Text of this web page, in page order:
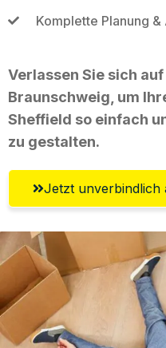
Komplette Planung
Verlassen Sie sich
Braunschweig, um
Sheffield so einfach
zu gestalten.
Jetzt unverbindlich